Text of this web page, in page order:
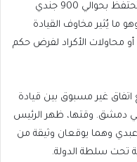
ورغم زوال نظام الأسد، لا تزال واشنطن تحتفظ بحوالي 900 جندي
ما يُثير مخاوف القيادة
محاولات الأكراد لفرض حكم
غير مسبوق بين قيادة
في دمشق. وقتها، ظهر الرئيس
وهما يوقعان وثيقة من